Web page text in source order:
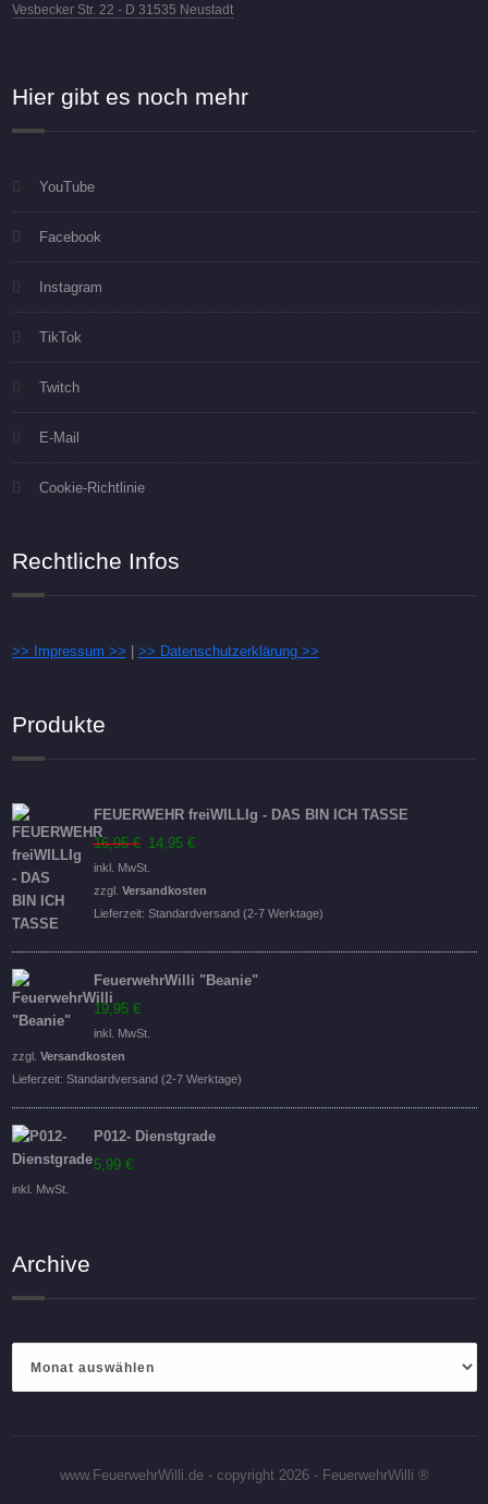
Vesbecker Str. 22 - D 31535 Neustadt
Hier gibt es noch mehr
YouTube
Facebook
Instagram
TikTok
Twitch
E-Mail
Cookie-Richtlinie
Rechtliche Infos
>> Impressum >> >> Datenschutzerklärung >>
Produkte
FEUERWEHR freiWILLIg - DAS BIN ICH TASSE
16,95€ Ursprünglicher
Preis
war:
16,95 €
14,95 €
ist:
14,95 €.
inkl. MwSt.
zzgl. Versandkosten
Lieferzeit: Standardversand (2-7 Werktage)
FeuerwehrWilli "Beanie"
19,95 €
inkl. MwSt.
zzgl. Versandkosten
Lieferzeit: Standardversand (2-7 Werktage)
P012- Dienstgrade
5,99 €
inkl. MwSt.
Archive